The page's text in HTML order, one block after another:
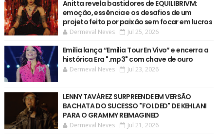
Anitta revela bastidores de EQUILIBRIVM:
emoção, essência e os desafios de um
projeto feito por paixão sem focar em lucros
Dermeval Neves Jul 25, 2026
Emilia lança “Emilia Tour En Vivo” e encerra a
histórica Era ".mp3" com chave de ouro
Dermeval Neves Jul 23, 2026
LENNY TAVÁREZ SURPREENDE EM VERSÃO
BACHATA DO SUCESSO "FOLDED" DE KEHLANI
PARA O GRAMMY REIMAGINED
Dermeval Neves Jul 21, 2026